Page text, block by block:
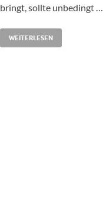
bringt, sollte unbedingt …
WEITERLESEN